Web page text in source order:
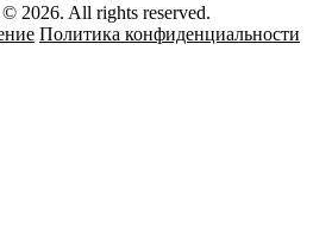
2026. All rights reserved.
Политика конфиденциальности